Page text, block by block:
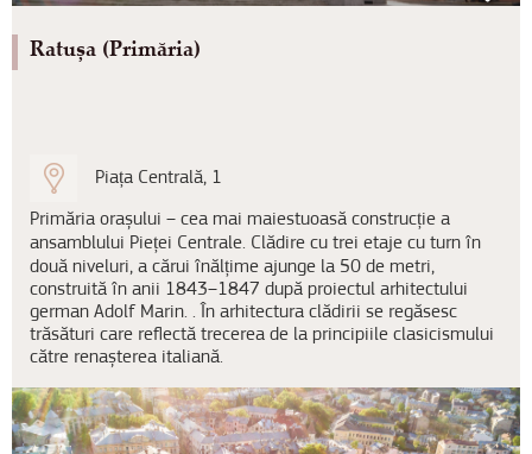
Ratușa (Primăria)
Piața Centrală, 1
Primăria orașului – cea mai maiestuoasă construcție a
ansamblului Pieței Centrale. Clădire cu trei etaje cu turn în
două niveluri, a cărui înălțime ajunge la 50 de metri,
construită în anii 1843–1847 după proiectul arhitectului
german Adolf Marin. . În arhitectura clădirii se regăsesc
trăsături care reflectă trecerea de la principiile clasicismului
către renașterea italiană.